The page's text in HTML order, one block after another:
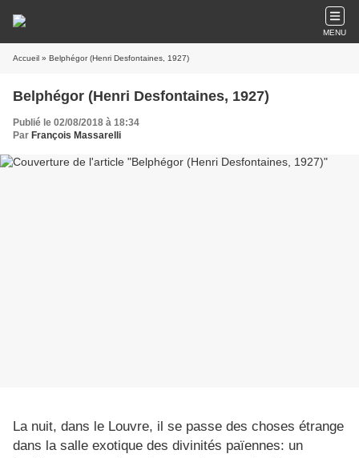
MENU
Accueil » Belphégor (Henri Desfontaines, 1927)
Belphégor (Henri Desfontaines, 1927)
Publié le 02/08/2018 à 18:34
Par François Massarelli
La nuit, dans le Louvre, il se passe des choses étrange
dans la salle exotique des divinités païennes: un